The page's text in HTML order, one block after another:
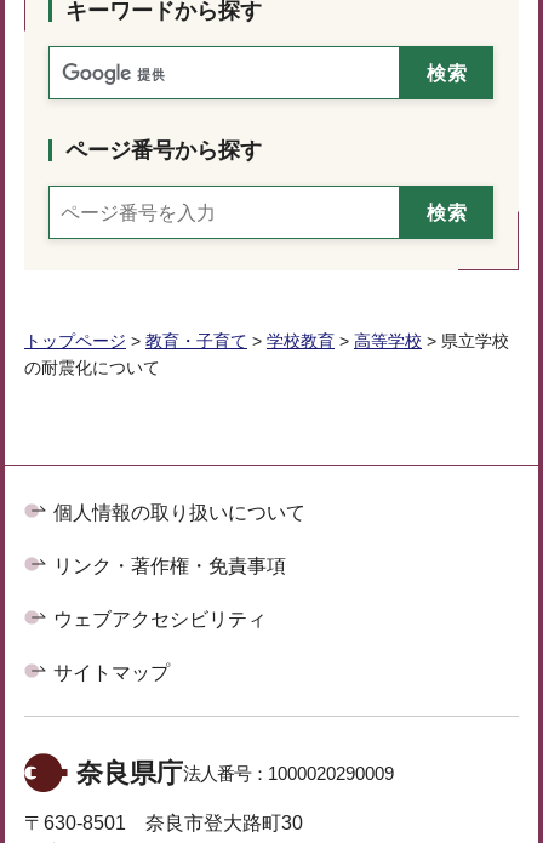
キーワードから探す
ページ番号から探す
トップページ > 教育・子育て > 学校教育 > 高等学校 > 県立学校
の耐震化について
個人情報の取り扱いについて
リンク・著作権・免責事項
ウェブアクセシビリティ
サイトマップ
奈良県庁法人番号： 1000020290009
〒630-8501 奈良市登大路町30